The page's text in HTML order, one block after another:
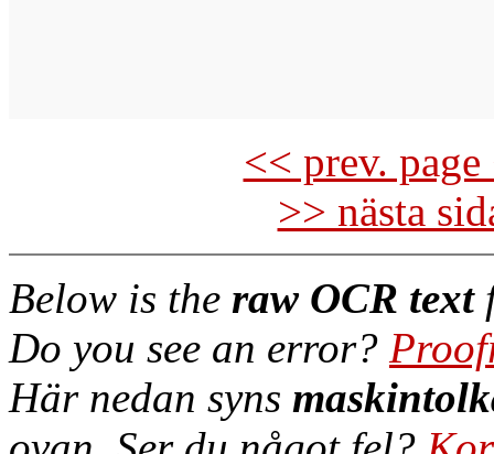
<< prev.
>> nästa
Below is the raw OCR text
Do you see an error?
Här nedan syns